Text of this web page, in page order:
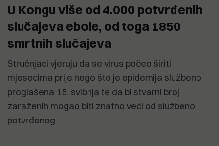
U Kongu više od 4.000 potvrđenih
slučajeva ebole, od toga 1850
smrtnih slučajeva
Stručnjaci vjeruju da se virus počeo širiti
mjesecima prije nego što je epidemija službeno
proglašena 15. svibnja te da bi stvarni broj
zaraženih mogao biti znatno veći od službeno
potvrđenog